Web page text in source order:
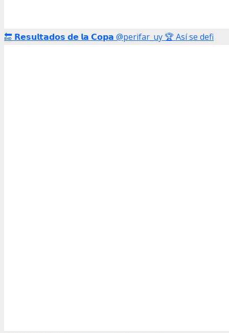
🔚 𝗥𝗲𝘀𝘂𝗹𝘁𝗮𝗱𝗼𝘀 𝗱𝗲 𝗹𝗮 𝗖𝗼𝗽𝗮 @perifar_uy 🏆 Así se defi